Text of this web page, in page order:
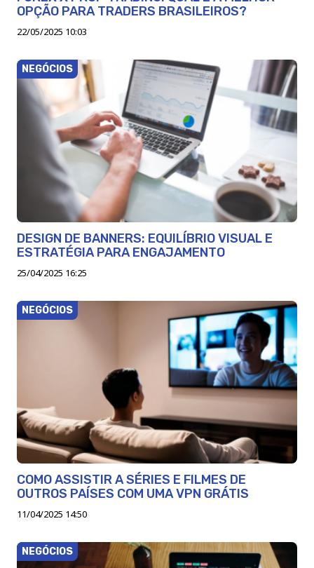
OPÇÃO PARA TRADERS BRASILEIROS?
22/05/2025 10:03
NEGÓCIOS
DESIGN DE BANNERS: EQUILÍBRIO VISUAL E
ESTRATÉGIA PARA ENGAJAMENTO
25/04/2025 16:25
NEGÓCIOS
COMO ASSISTIR A SÉRIES E FILMES DE
OUTROS PAÍSES COM UMA VPN GRÁTIS
11/04/2025 14:50
NEGÓCIOS